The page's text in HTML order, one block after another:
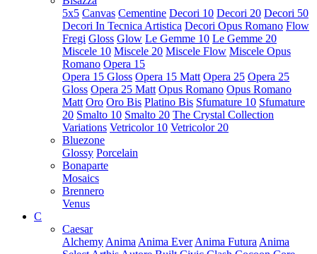
5x5 Canvas Cementine Decori 10 Decori 20 Decori 50
Decori In Tecnica Artistica Decori Opus Romano Flow
Fregi Gloss Glow Le Gemme 10 Le Gemme 20
Miscele 10 Miscele 20 Miscele Flow Miscele Opus
Romano Opera 15
Opera 15 Gloss Opera 15 Matt Opera 25 Opera 25
Gloss Opera 25 Matt Opus Romano Opus Romano
Matt Oro Oro Bis Platino Bis Sfumature 10 Sfumature
20 Smalto 10 Smalto 20 The Crystal Collection
Variations Vetricolor 10 Vetricolor 20
Bluezone
Glossy Porcelain
Bonaparte
Mosaics
Brennero
Venus
C
Caesar
Alchemy Anima Anima Ever Anima Futura Anima